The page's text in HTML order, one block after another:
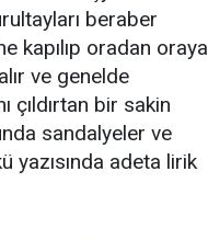
beraber
kapılıp oradan oraya
ve genelde
çıldırtan bir sakin
sandalyeler ve
yazısında adeta lirik